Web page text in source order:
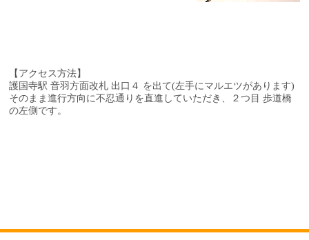
【アクセス方法】
護国寺駅 音羽方面改札 出口４ を出て(左手にマルエツがあります)
そのまま進行方向に不忍通りを直進していただき、
２つ目 歩道橋
の左側です。